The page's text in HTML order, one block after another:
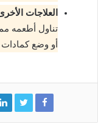
العلاجات
تناول أطعمه
أو وضع